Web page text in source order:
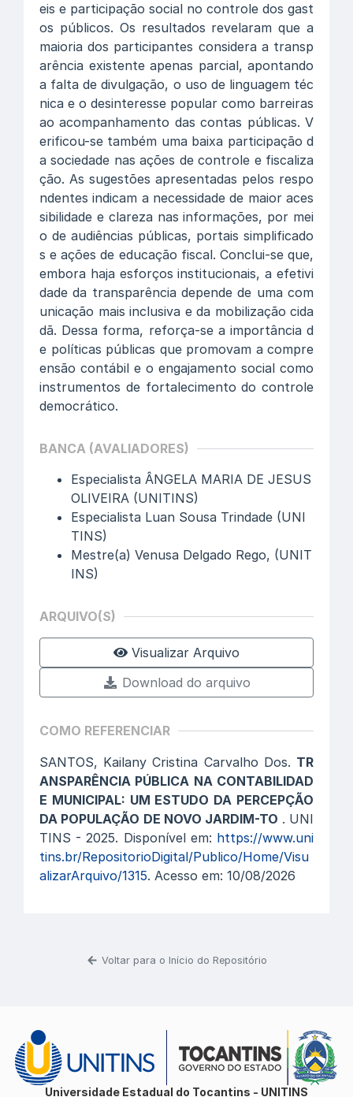
eis e participação social no controle dos gast
os públicos. Os resultados revelaram que a
maioria dos participantes considera a transp
arência existente apenas parcial, apontando
a falta de divulgação, o uso de linguagem téc
nica e o desinteresse popular como barreiras
ao acompanhamento das contas públicas. V
erificou-se também uma baixa participação d
a sociedade nas ações de controle e fiscaliza
ção. As sugestões apresentadas pelos respo
ndentes indicam a necessidade de maior aces
sibilidade e clareza nas informações, por mei
o de audiências públicas, portais simplificado
s e ações de educação fiscal. Conclui-se que,
embora haja esforços institucionais, a efetivi
dade da transparência depende de uma com
unicação mais inclusiva e da mobilização cida
dã. Dessa forma, reforça-se a importância d
e políticas públicas que promovam a compre
ensão contábil e o engajamento social como
instrumentos de fortalecimento do controle
democrático.
BANCA (AVALIADORES)
Especialista ÂNGELA MARIA DE JESUS
OLIVEIRA (UNITINS)
Especialista Luan Sousa Trindade (UNI
TINS)
Mestre(a) Venusa Delgado Rego, (UNIT
INS)
ARQUIVO(S)
Visualizar Arquivo
Download do arquivo
COMO REFERENCIAR
SANTOS, Kailany Cristina Carvalho Dos. TR
ANSPARÊNCIA PÚBLICA NA CONTABILIDAD
E MUNICIPAL: UM ESTUDO DA PERCEPÇÃO
DA POPULAÇÃO DE NOVO JARDIM-TO . UNI
TINS - 2025. Disponível em: https://www.uni
tins.br/RepositorioDigital/Publico/Home/Visu
alizarArquivo/1315. Acesso em: 10/08/2026
Voltar para o Início do Repositório
Universidade Estadual do Tocantins - UNITINS